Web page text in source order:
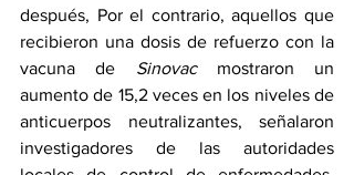
después, Por el contrario, aquellos que
recibieron una dosis de refuerzo con la
vacuna de Sinovac mostraron un
aumento de 15,2 veces en los niveles de
anticuerpos neutralizantes, señalaron
investigadores de las autoridades